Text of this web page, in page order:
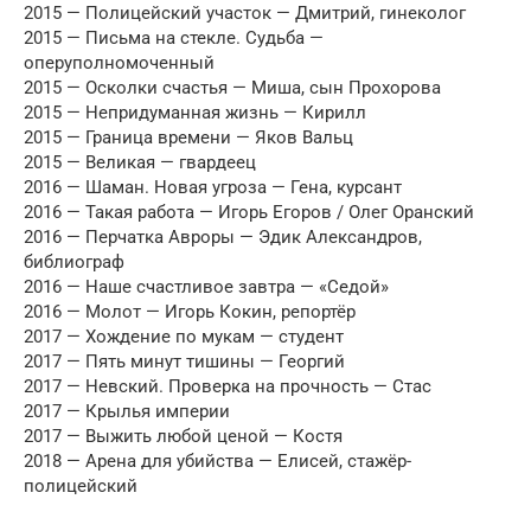
2015 — Полицейский участок — Дмитрий, гинеколог
2015 — Письма на стекле. Судьба —
оперуполномоченный
2015 — Осколки счастья — Миша, сын Прохорова
2015 — Непридуманная жизнь — Кирилл
2015 — Граница времени — Яков Вальц
2015 — Великая — гвардеец
2016 — Шаман. Новая угроза — Гена, курсант
2016 — Такая работа — Игорь Егоров / Олег Оранский
2016 — Перчатка Авроры — Эдик Александров,
библиограф
2016 — Наше счастливое завтра — «Седой»
2016 — Молот — Игорь Кокин, репортёр
2017 — Хождение по мукам — студент
2017 — Пять минут тишины — Георгий
2017 — Невский. Проверка на прочность — Стас
2017 — Крылья империи
2017 — Выжить любой ценой — Костя
2018 — Арена для убийства — Елисей, стажёр-
полицейский